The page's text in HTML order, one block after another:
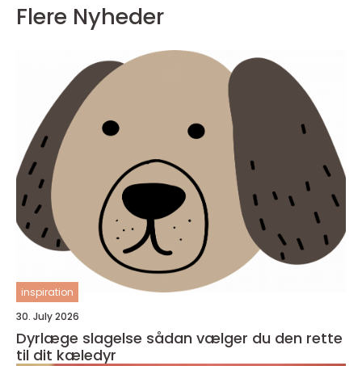
Flere Nyheder
inspiration
30. July 2026
Dyrlæge slagelse sådan vælger du den rette
til dit kæledyr